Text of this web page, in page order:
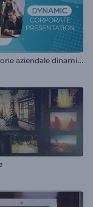
P
resentazione aziendale dinamica